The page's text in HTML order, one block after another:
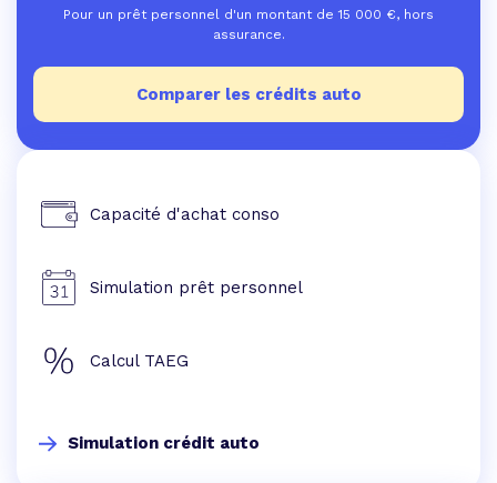
Pour un prêt personnel d'un montant de 15 000 €, hors
assurance.
Comparer les crédits auto
Capacité d'achat conso
Simulation prêt personnel
Calcul TAEG
Simulation crédit auto